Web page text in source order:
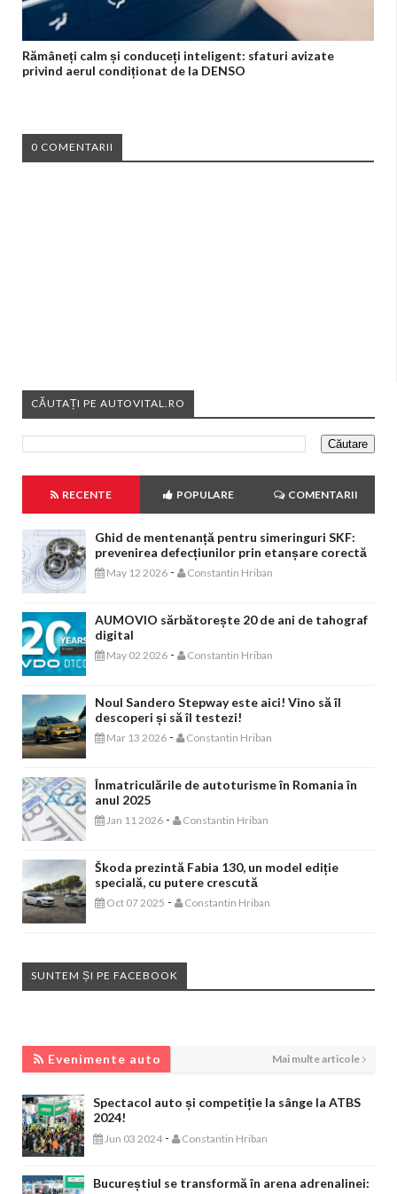
Rămâneți calm și conduceți inteligent: sfaturi avizate
privind aerul condiționat de la DENSO
0 COMENTARII
CĂUTAȚI PE AUTOVITAL.RO
RECENTE POPULARE COMENTARII
Ghid de mentenanță pentru simeringuri SKF:
prevenirea defecțiunilor prin etanșare corectă
May 12 2026 - Constantin Hriban
AUMOVIO sărbătorește 20 de ani de tahograf
digital
May 02 2026 - Constantin Hriban
Noul Sandero Stepway este aici! Vino să îl
descoperi și să îl testezi!
Mar 13 2026 - Constantin Hriban
Înmatriculările de autoturisme în Romania în
anul 2025
Jan 11 2026 - Constantin Hriban
Škoda prezintă Fabia 130, un model ediție
specială, cu putere crescută
Oct 07 2025 - Constantin Hriban
SUNTEM ȘI PE FACEBOOK
Evenimente auto Mai multe articole
Spectacol auto și competiție la sânge la ATBS
2024!
Jun 03 2024 - Constantin Hriban
Bucureștiul se transformă în arena adrenalinei: